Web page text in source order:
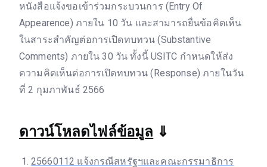
หนังสือแจ้งขอเข้าร่วมกระบวนการ (Entry Of
Appearence) ภายใน 10 วัน และสามารถยื่นข้อคิดเห็น
ในสาระสำคัญต่อการเปิดทบทวน (Substantive
Comments) ภายใน 30 วัน ทั้งนี้ USITC กำหนดให้ส่ง
ความคิดเห็นต่อการเปิดทบทวน (Response) ภายในวัน
ที่ 2 กุมภาพันธ์ 2566
ดาวน์โหลดไฟล์ข้อมูล ⇓
25660112 แจ้งกรณีสหรัฐฯและคณะกรรมาธิการ